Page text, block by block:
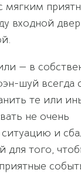
мягким
входной
— в
шуй всегда
те или
не очень
и
для того,